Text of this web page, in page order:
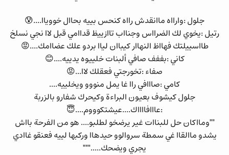
جلول :وارااه ماانقدش رااه كنحس بييه بحاال خووياا....😰
رتيل :يخوي لك الضرااس وجنااب تاازييظ قداامي قبل لاا نجي نسلخ
طااسييلتك فهااظ النهاار كيباان لياا بردو علك عضاامك....😡
كاني :بففف صافي ألبنات خلييوه يدييه....😊
صفاء :تخورجتي فعقلك لاا...😡
كامي :صااافي راا غا يمل منووو ويخلييه....
جلول كيشوف بعيون البراءة وكيحرك شفارو بالزربة
:عااافااااك....عيشتكوووم....😇
""ومااكان حل للبناات غير يرضخو لطلبو.... هو من الفرحة بااش
يشدو ماالقاا غي سمطة سروالوو حيدهاا وركبها لييه فعنقو غاادي
يجري ويضحك....."""